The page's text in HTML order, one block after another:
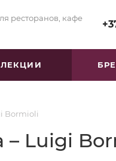
ресторанов, кафе
Bormioli
– Luigi